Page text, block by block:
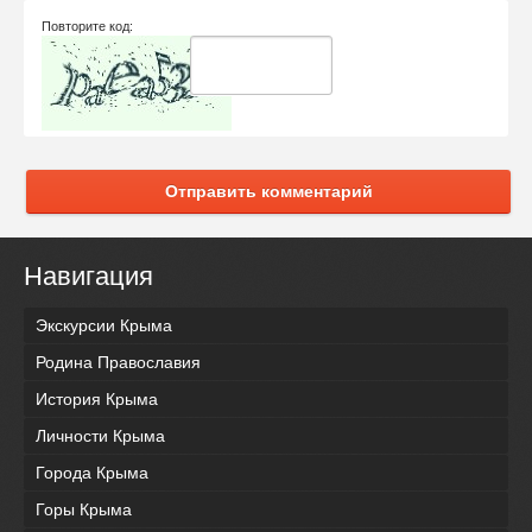
Повторите код:
Отправить комментарий
Навигация
Экскурсии Крыма
Родина Православия
История Крыма
Личности Крыма
Города Крыма
Горы Крыма